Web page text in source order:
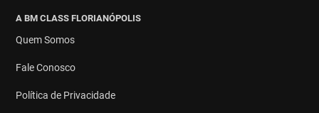
A BM CLASS FLORIANÓPOLIS
Quem Somos
Fale Conosco
Política de Privacidade